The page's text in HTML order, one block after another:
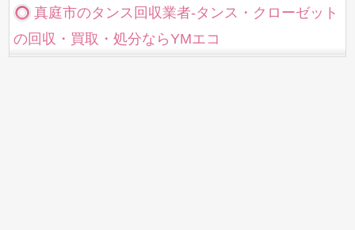
真庭市のタンス回収業者-タンス・クローゼット
の回収・買取・処分ならYMエコ